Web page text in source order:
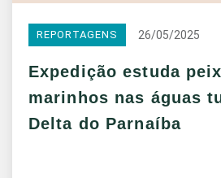
REPORTAGENS 26/05/2025
Expedição estuda
marinhos nas águas
Delta do Parnaíba